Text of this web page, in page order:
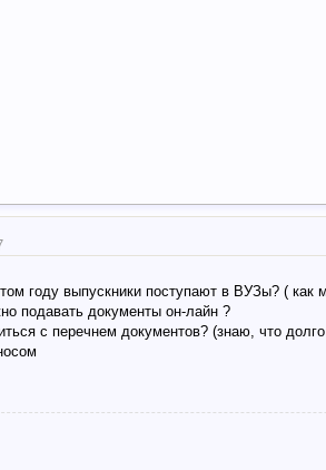
году выпускники поступают в ВУЗы? (
подавать документы он-лайн ?
с перечнем документов? (знаю, что